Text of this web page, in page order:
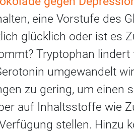
eine Vorstufe des
glücklich oder ist es
Tryptophan
umgewandelt
zu gering, um einen
auf Inhaltsstoffe wie
stellen. Hinzu